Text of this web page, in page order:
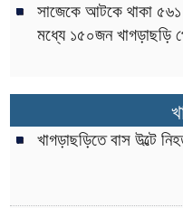
সাজেকে আটকে থাকা ৫৬১
মধ্যে ১৫০জন খাগড়াছড়ি
খাগড়াছড়িতে বাস উল্টে